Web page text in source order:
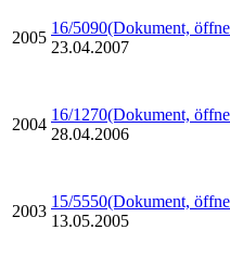
2005
16/5090(Dokument,
23.04.2007
2004
16/1270(Dokument,
28.04.2006
2003
15/5550(Dokument,
13.05.2005